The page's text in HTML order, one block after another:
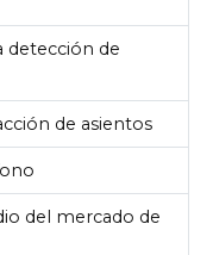
detección de
de asientos
del mercado de